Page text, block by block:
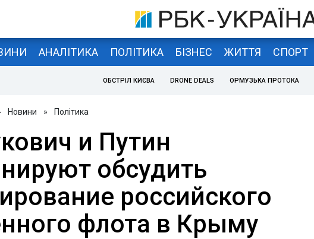
АНАЛІТИКА ПОЛІТИКА БІЗНЕС ЖИТТЯ СПОРТ
ОБСТРІЛ КИЄВА DRONE DEALS ОРМУЗЬКА ПРОТОКА
Новини » Політика
и Путин
обсудить
российского
флота в Крыму